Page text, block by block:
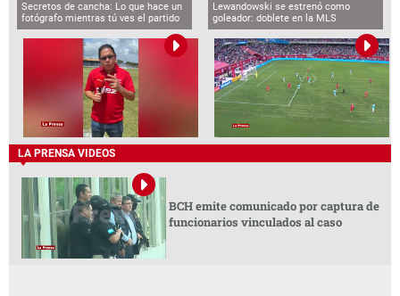
Secretos de cancha: Lo que hace un
fotógrafo mientras tú ves el partido
Lewandowski se estrenó como
goleador: doblete en la MLS
LA PRENSA VIDEOS
BCH emite comunicado por captura de
funcionarios vinculados al caso